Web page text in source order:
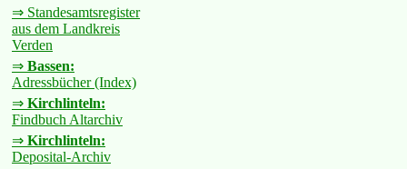
⇒ Standesamtsregister
aus dem Landkreis
Verden
⇒ Bassen:
Adressbücher (Index)
⇒ Kirchlinteln:
Findbuch Altarchiv
⇒ Kirchlinteln:
Deposital-Archiv